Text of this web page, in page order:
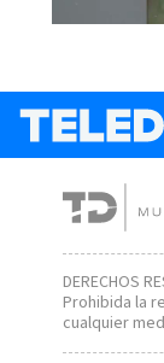
DERECHOS
Prohibida la
cualquier